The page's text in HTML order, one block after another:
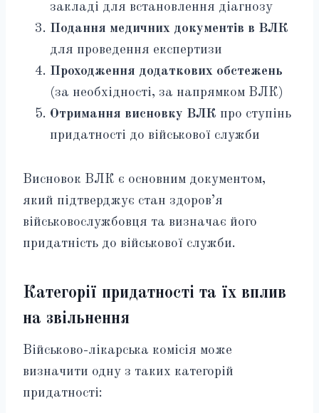
закладі для встановлення діагнозу
Подання медичних документів в ВЛК
для проведення експертизи
Проходження додаткових обстежень
(за необхідності, за напрямком ВЛК)
Отримання висновку ВЛК про ступінь
придатності до військової служби
Висновок ВЛК є основним документом,
який підтверджує стан здоров’я
військовослужбовця та визначає його
придатність до військової служби.
Категорії придатності та їх вплив
на звільнення
Військово-лікарська комісія може
визначити одну з таких категорій
придатності: